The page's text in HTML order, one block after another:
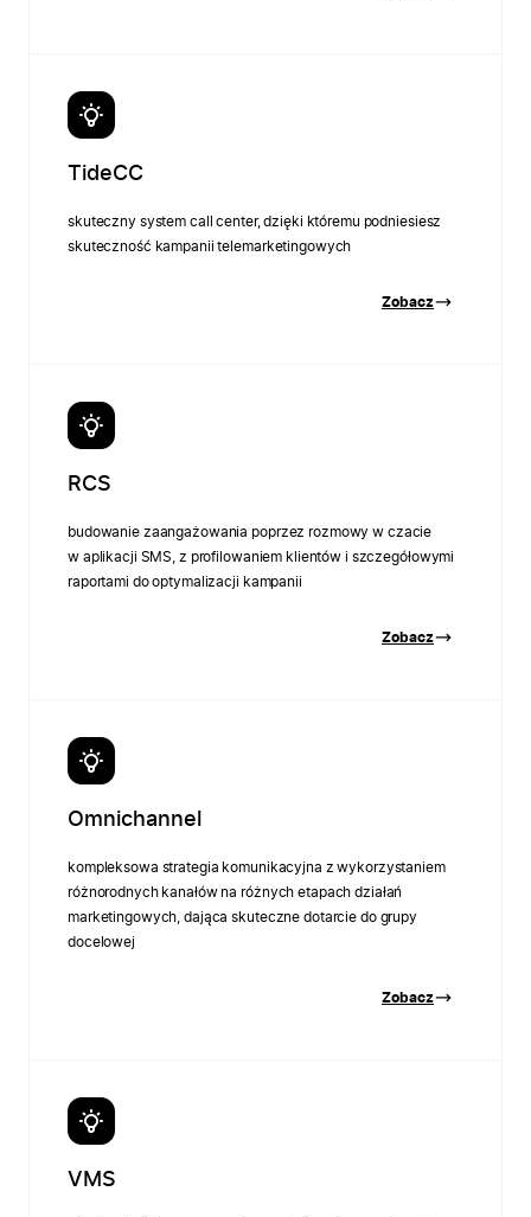
TideCC
skuteczny system call center, dzięki któremu podniesiesz
skuteczność kampanii telemarketingowych
Zobacz
RCS
budowanie zaangażowania poprzez rozmowy w czacie
w aplikacji SMS, z profilowaniem klientów i szczegółowymi
raportami do optymalizacji kampanii
Zobacz
Omnichannel
kompleksowa strategia komunikacyjna z wykorzystaniem
różnorodnych kanałów na różnych etapach działań
marketingowych, dająca skuteczne dotarcie do grupy
docelowej
Zobacz
VMS